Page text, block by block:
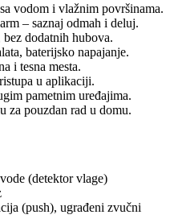
vodom i vlažnim površinama.
– saznaj odmah i deluj.
dodatnih hubova.
baterijsko napajanje.
i tesna mesta.
u aplikaciji.
pametnim uređajima.
za pouzdan rad u domu.
(detektor vlage)
(push), ugrađeni zvučni